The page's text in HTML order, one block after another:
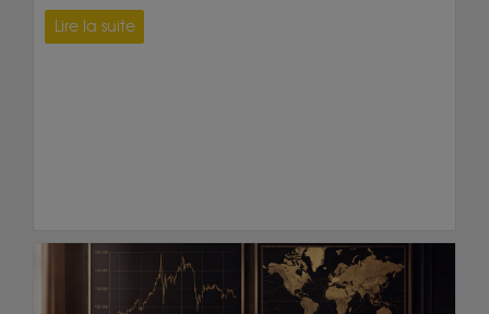
Lire la suite